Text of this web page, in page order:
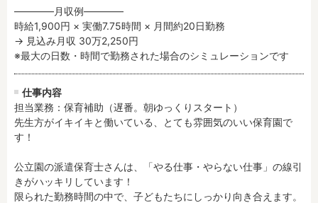
――――月収例――――
時給1,900円 × 実働7.75時間 × 月間約20日勤務
→ 見込み月収 30万2,250円
※最大の日数・時間で勤務された場合のシミュレーションです
仕事内容
担当業務：保育補助（遅番。朝ゆっくりスタート）
先生方がイキイキと働いている、とても雰囲気のいい保育園で
す！
公立園の派遣保育士さんは、「やる仕事・やらない仕事」の線引
きがハッキリしています！
限られた勤務時間の中で、子どもたちにしっかり向き合えます。
フリーワード検索